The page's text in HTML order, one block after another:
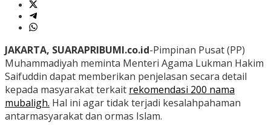
JAKARTA, SUARAPRIBUMI.co.id-Pimpinan Pusat (PP)
Muhammadiyah meminta Menteri Agama Lukman Hakim
Saifuddin dapat memberikan penjelasan secara detail
kepada masyarakat terkait rekomendasi 200 nama
mubaligh. Hal ini agar tidak terjadi kesalahpahaman
antarmasyarakat dan ormas Islam.